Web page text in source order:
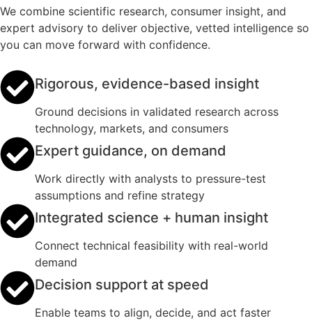
We combine scientific research, consumer insight, and
expert advisory to deliver objective, vetted intelligence so
you can move forward with confidence.
Rigorous, evidence-based insight
Ground decisions in validated research across
technology, markets, and consumers
Expert guidance, on demand
Work directly with analysts to pressure-test
assumptions and refine strategy
Integrated science + human insight
Connect technical feasibility with real-world
demand
Decision support at speed
Enable teams to align, decide, and act faster